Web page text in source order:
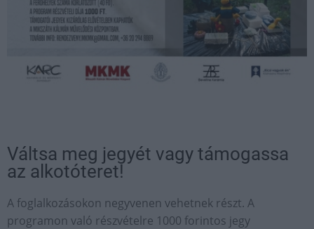
Váltsa meg jegyét vagy támogassa
az alkotóteret!
A foglalkozásokon negyvenen vehetnek részt. A
programon való részvételre 1000 forintos jegy